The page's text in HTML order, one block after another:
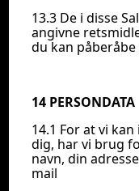
13.3 De i disse
angivne
du kan påberåbe
14 PERSONDATA
14.1 For at vi
dig, har vi brug
navn, din
mail